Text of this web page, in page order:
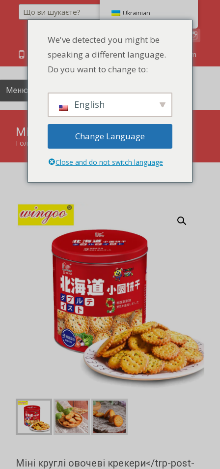
Пошук
86 134 170 266 43 YettaDon@outlook.com
Меню
Міні круглі овочеві крекери
Головна Міні круглі овочеві крекери
Міні круглі овочеві крекери</trp-post-
Ukrainian
We've detected you might be
speaking a different language.
Do you want to change to:
English
Change Language
Close and do not switch language